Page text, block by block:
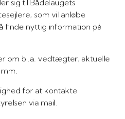
sig til Bådelaugets
som vil anløbe
finde nyttig information på
om bl.a. vedtægter, aktuelle
for at kontakte
via mail.